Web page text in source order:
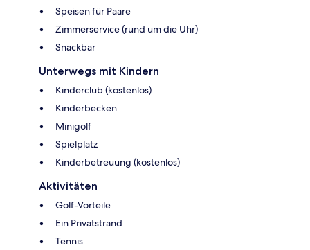
Speisen für Paare
Zimmerservice (rund um die Uhr)
Snackbar
Unterwegs mit Kindern
Kinderclub (kostenlos)
Kinderbecken
Minigolf
Spielplatz
Kinderbetreuung (kostenlos)
Aktivitäten
Golf-Vorteile
Ein Privatstrand
Tennis